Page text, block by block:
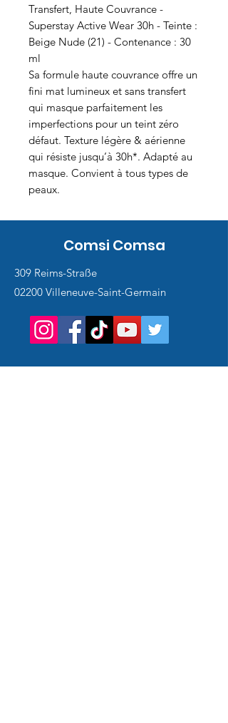
Transfert, Haute Couvrance -
Superstay Active Wear 30h - Teinte :
Beige Nude (21) - Contenance : 30
ml
Sa formule haute couvrance offre un
fini mat lumineux et sans transfert
qui masque parfaitement les
imperfections pour un teint zéro
défaut. Texture légère & aérienne
qui résiste jusqu’à 30h*. Adapté au
masque. Convient à tous types de
peaux.
Comsi Comsa
309 Reims-Straße
02200 Villeneuve-Saint-Germain